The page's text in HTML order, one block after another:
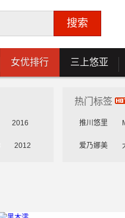
女优排行 三上悠亚
2016
2012
热门标签
推川悠里
爱乃娜美